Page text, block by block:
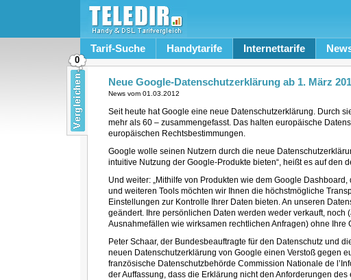
Tarif-Suche Handytarife Internettarife
Neue Google-Datenschutzerklärung ab 1. März
News vom 01.03.2012
Seit heute hat Google eine neue Datenschutzerklärung. Durch
mehr als 60 – zusammengefasst. Das halten europäische
europäischen Rechtsbestimmungen.
Google wolle seinen Nutzern durch die neue
intuitive Nutzung der Google-Produkte bieten“, heißt es auf den
Und weiter: „Mithilfe von Produkten wie dem Google
und weiteren Tools möchten wir Ihnen die höchstmögliche
Einstellungen zur Kontrolle Ihrer Daten bieten. An unseren
geändert. Ihre persönlichen Daten werden weder verkauft, noch
Ausnahmefällen wie wirksamen rechtlichen Anfragen) ohne Ihre
Peter Schaar, der Bundesbeauftragte für den Datenschutz und
neuen Datenschutzerklärung von Google einen Verstoß gegen
französische Datenschutzbehörde Commission Nationale de
der Auffassung, dass die Erklärung nicht den Anforderungen
0